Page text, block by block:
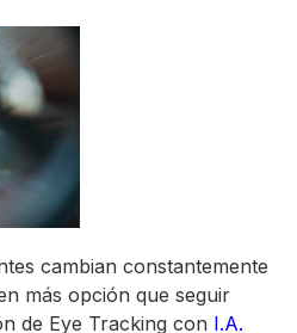
cambian constantemente
más opción que seguir
de Eye Tracking con I.A.